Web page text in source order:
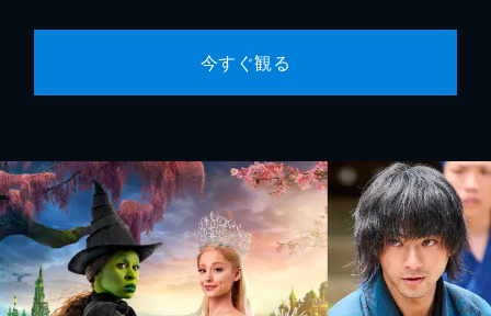
今すぐ観る